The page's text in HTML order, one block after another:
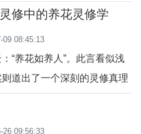
影响了整个教会五百多年的
方式，
个在教会内服务多年的神
种艺术，更是一条通往天主
督信仰的桥梁
修中的养花灵修学
09 08:45:13
“养花如养人”。此言看似浅
则道出了一个深刻的灵修真理
26 09:56:33